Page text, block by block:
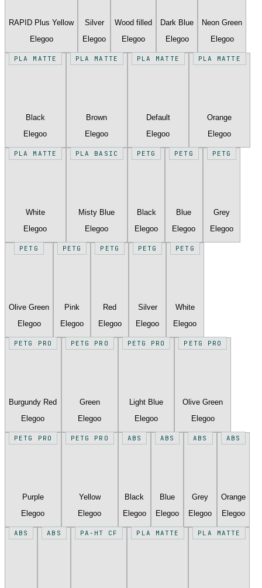
RAPID Plus Yellow
Elegoo
Silver
Elegoo
Wood filled
Elegoo
Dark Blue
Elegoo
Neon Green
Elegoo
PLA MATTE
Black
Elegoo
PLA MATTE
Brown
Elegoo
PLA MATTE
Default
Elegoo
PLA MATTE
Orange
Elegoo
PLA MATTE
White
Elegoo
PLA BASIC
Misty Blue
Elegoo
PETG
Black
Elegoo
PETG
Blue
Elegoo
PETG
Grey
Elegoo
PETG
Olive Green
Elegoo
PETG
Pink
Elegoo
PETG
Red
Elegoo
PETG
Silver
Elegoo
PETG
White
Elegoo
PETG PRO
Burgundy Red
Elegoo
PETG PRO
Green
Elegoo
PETG PRO
Light Blue
Elegoo
PETG PRO
Olive Green
Elegoo
PETG PRO
Purple
Elegoo
PETG PRO
Yellow
Elegoo
ABS
Black
Elegoo
ABS
Blue
Elegoo
ABS
Grey
Elegoo
ABS
Orange
Elegoo
ABS ABS PA-HT CF PLA MATTE PLA MATTE